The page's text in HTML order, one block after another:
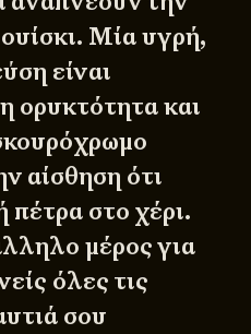
Μία υγρή,
είναι
ορυκτότητα και
αίσθηση ότι
πέτρα στο χέρι.
μέρος για
όλες τις
σου